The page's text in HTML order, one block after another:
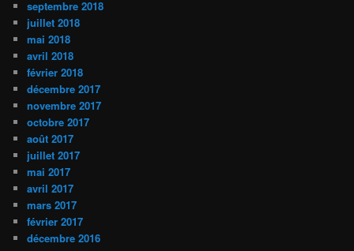
septembre 2018
juillet 2018
mai 2018
avril 2018
février 2018
décembre 2017
novembre 2017
octobre 2017
août 2017
juillet 2017
mai 2017
avril 2017
mars 2017
février 2017
décembre 2016